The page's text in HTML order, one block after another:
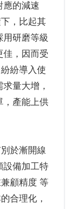
應的減速
，比起其
用研磨等級
佳，因而受
紛導入使
量大增，
，產能上供
於漸開線
設備加工特
顧精度 等
合理化，